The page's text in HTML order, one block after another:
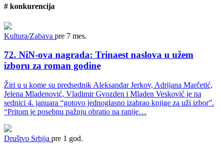
# konkurencija
Kultura/Zabava pre 7 mes.
72. NiN-ova nagrada: Trinaest naslova u užem
izboru za roman godine
Žiri u u kome su predsednik Aleksandar Jerkov, Adrijana Marčetić,
Jelena Mladenović, Vladimir Gvozden i Mladen Vesković je na
sednici 4. januara “gotovo jednoglasno izabrao knjige za uži izbor”.
“Pritom je posebnu pažnju obratio na ranije…
Društvo Srbija pre 1 god.